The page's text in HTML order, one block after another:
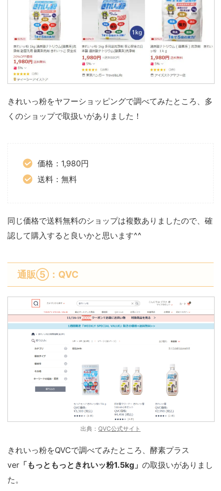
きれいっ粉をヤフーショッピングで調べてみたところ、多
くのショップで取扱いがありました！
価格：1,980円
送料：無料
同じ価格で送料無料のショップは複数ありましたので、確
認して購入すると良いかと思います^^
通販⑤：QVC
出典： QVC公式サイト
きれいっ粉をQVCで調べてみたところ、酵素プラス
ver 「もっともっときれいッ粉1.5kg」 の取扱いがありまし
た。